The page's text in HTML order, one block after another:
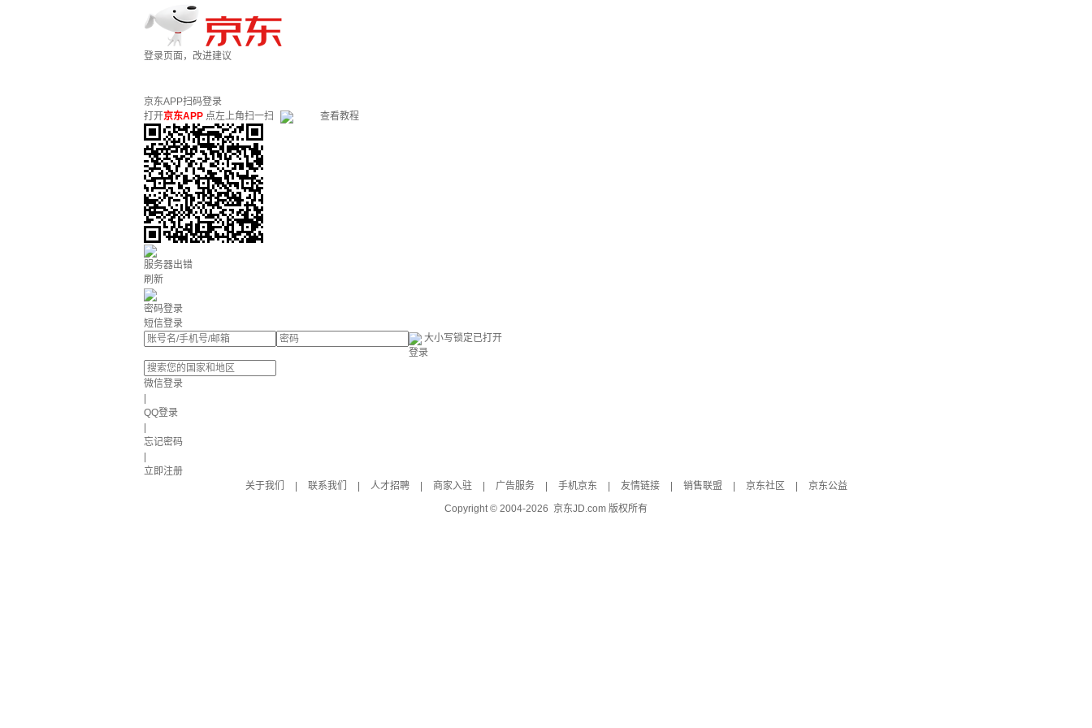
登录页面，改进建议
京东APP扫码登录
打开京东APP 点左上角扫一扫 查看教程
服务器出错
刷新
密码登录
短信登录
大小写锁定已打开
登录
微信登录
QQ登录
忘记密码
立即注册
关于我们
联系我们 人才招聘 商家入驻 广告服务 手机京东 友情链接 销售联盟 京东社区
京东公益
Copyright © 2004-2026 京东JD.com 版权所有